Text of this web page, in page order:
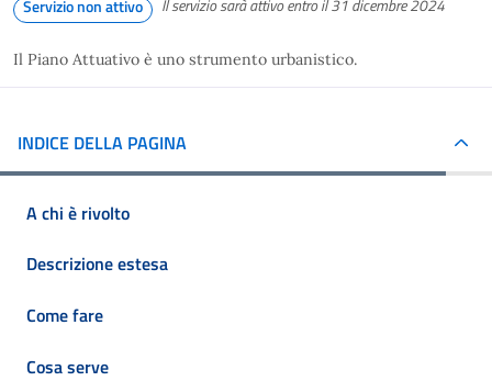
Servizio non attivo Il servizio sarà attivo entro il 31 dicembre 2024
Il Piano Attuativo è uno strumento urbanistico.
INDICE DELLA PAGINA
A chi è rivolto
Descrizione estesa
Come fare
Cosa serve